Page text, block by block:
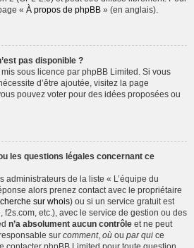
« À propos de phpBB » (en anglais).
pas disponible ?
sous licence par phpBB Limited. Si vous
d’être ajoutée, visitez la page
pouvez voter pour des idées proposées ou
les questions légales concernant ce
administrateurs de la liste « L’équipe du
alors prenez contact avec le propriétaire
sur whois) ou si un service gratuit est
f2s.com, etc.), avec le service de gestion ou des
n’a absolument aucun contrôle et ne peut
sur comment, où ou par qui ce